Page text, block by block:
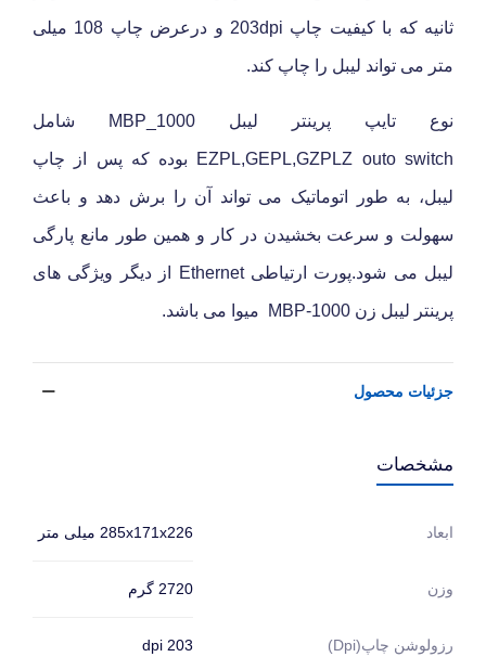
ثانیه که با کیفیت چاپ 203dpi و درعرض چاپ 108 میلی
متر می تواند لیبل را چاپ کند.
نوع تایپ پرینتر لیبل MBP_1000 شامل
EZPL,GEPL,GZPLZ outo switch بوده که پس از چاپ
لیبل، به طور اتوماتیک می تواند آن را برش دهد و باعث
سهولت و سرعت بخشیدن در کار و همین طور مانع پارگی
لیبل می شود.پورت ارتیاطی Ethernet از دیگر ویژگی های
پرینتر لیبل زن MBP-1000 میوا می باشد.
جزئیات محصول
مشخصات
ابعاد 285x171x226 میلی متر
وزن 2720 گرم
رزولوشن چاپ(dpi) 203 dpi